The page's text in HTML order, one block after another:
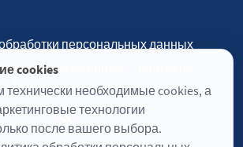
cookies
необходимые cookies, а
технологии
после вашего выбора.
персональных данных
соглашение
Настройки cookies